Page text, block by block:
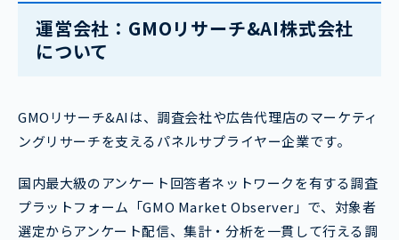
運営会社：GMOリサーチ&AI株式会社
について
GMOリサーチ&AIは、調査会社や広告代理店のマーケティ
ングリサーチを支えるパネルサプライヤー企業です。
国内最大級のアンケート回答者ネットワークを有する調査
プラットフォーム「GMO Market Observer」で、対象者
選定からアンケート配信、集計・分析を一貫して行える調